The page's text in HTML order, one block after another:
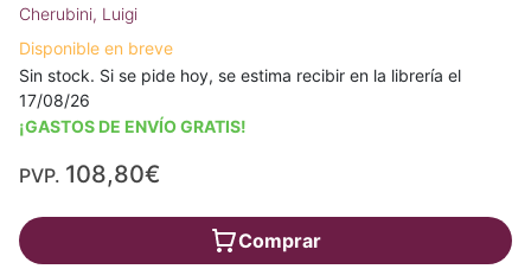
Cherubini, Luigi
Disponible en breve
Sin stock. Si se pide hoy, se estima recibir en la librería el
17/08/26
¡GASTOS DE ENVÍO GRATIS!
PVP. 108,80€
Comprar